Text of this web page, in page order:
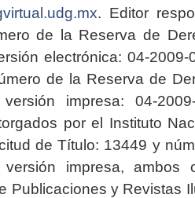
. Editor
de la Reserva de
electrónica: 04-2009-
de la Reserva de
impresa: 04-2009-
por el Instituto
de Título: 13449 y
impresa, ambos
Publicaciones y Revistas